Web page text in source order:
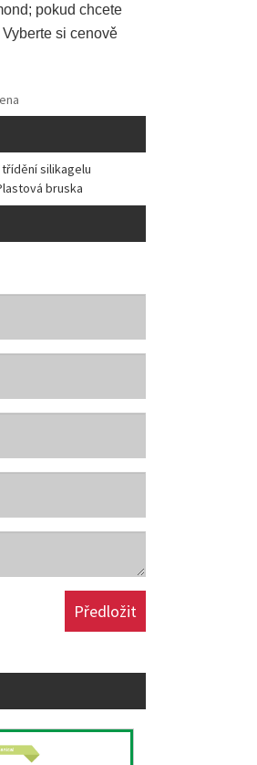
pokud chcete
si cenově
silikagelu
bruska